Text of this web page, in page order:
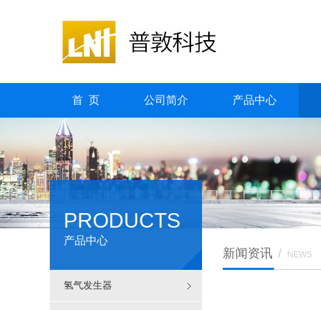
首 页 公司简介 产品中心
PRODUCTS
产品中心
氢气发生器
新闻资讯 / NEWS